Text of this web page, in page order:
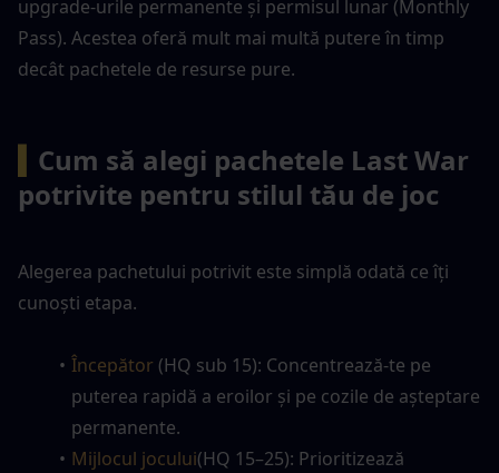
upgrade-urile permanente și permisul lunar (Monthly
Pass). Acestea oferă mult mai multă putere în timp
decât pachetele de resurse pure.
Cum să alegi pachetele Last War
potrivite pentru stilul tău de joc
Alegerea pachetului potrivit este simplă odată ce îți
cunoști etapa.
Începător (HQ sub 15): Concentrează-te pe
puterea rapidă a eroilor și pe cozile de așteptare
permanente.
Mijlocul jocului(HQ 15–25): Prioritizează